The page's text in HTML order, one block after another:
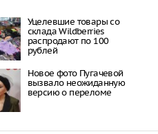
Уцелевшие товары со
склада Wildberries
распродают по 100
рублей
Новое фото Пугачевой
вызвало неожиданную
версию о переломе